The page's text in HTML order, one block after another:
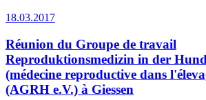
18.03.2017
Réunion du Groupe de travail
Reproduktionsmedizin in der
(médecine reproductive dans
(AGRH e.V.) à Giessen